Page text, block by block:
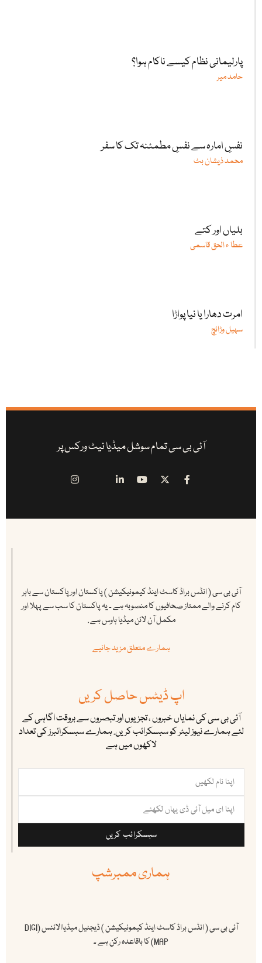
پارلیمانی نظام کیسے ناکام ہوا؟
حامد میر
نفسِ امارہ سے نفسِ مطمئنہ تک کا سفر
محمد ذیشان بٹ
بلیاں اور کتے
عطا ء الحق قاسمی
امرت دھارا یا نیا پواڑا
سہیل وڑائچ
آئی بی سی تمام سوشل میڈیا نیٹ ورکس پر
آئی بی سی ( انڈس براڈ کاسٹ اینڈ کیمونیکیشن ) پاکستان اور پاکستان سے باہر
کام کرنے والے ممتاز صحافیوں کا منصوبہ ہے ۔ یہ پاکستان کا سب سے پہلا اور
مکمل آن لائن میڈیا ہاوس ہے .
ہمارے متعلق مزید جانیے
اپ ڈیٹس حاصل کریں
آئی بی سی کی نمایاں خبروں ، تجزیوں اور تبصروں سے بروقت اگاہی کے
لئے ہمارے نیوز لیٹر کو سبسکرائب کریں. ہمارے سبسکرائبرز کی تعداد
لاکھوں میں ہے
سبسکرائب کریں
ہماری ممبرشپ
آئی بی سی ( انڈس براڈ کاسٹ اینڈ کیمونیکیشن ) ڈیجٹیل میڈیاالائنس (DIGI
MAP) کا باقاعدہ رکن ہے ۔